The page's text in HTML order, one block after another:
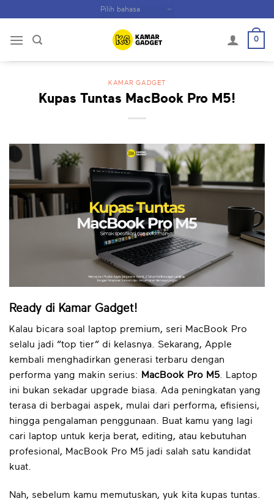
content
0
KAMAR GADGET
Kupas Tuntas MacBook Pro M5!
Ready di Kamar Gadget!
Kalau bicara soal laptop premium, seri MacBook Pro
selalu jadi “top tier” di kelasnya. Sekarang, Apple
kembali menghadirkan generasi terbaru dengan
performa yang makin serius:
MacBook Pro M5. Laptop
ini bukan sekadar upgrade biasa. Ada peningkatan yang
terasa di berbagai aspek, mulai dari performa, efisiensi,
hingga pengalaman penggunaan. Buat kamu yang lagi
cari laptop untuk kerja berat, editing, atau kebutuhan
profesional, MacBook Pro M5 jadi salah satu kandidat
kuat.
Nah, sebelum kamu memutuskan, yuk kita kupas tuntas.